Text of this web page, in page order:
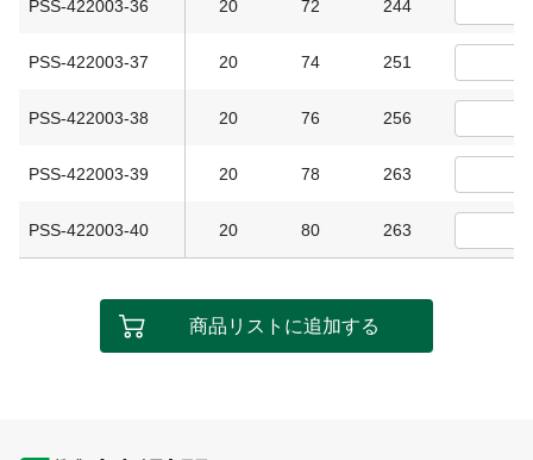
PSS-422003-36 20 72 244
PSS-422003-37 20 74 251
PSS-422003-38 20 76 256
PSS-422003-39 20 78 263
PSS-422003-40 20 80 263
商品リストに追加する